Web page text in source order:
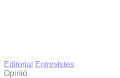
Editorial
Entrevistes
Opinió